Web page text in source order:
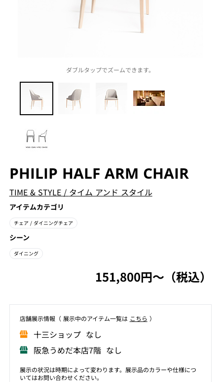
ダブルタップでズームできます。
PHILIP HALF ARM CHAIR
TIME & STYLE / タイム アンド スタイル
アイテムカテゴリ
チェア / ダイニングチェア
シーン
ダイニング
151,800円〜（税込）
店舗展⽰情報（ 展⽰中のアイテム⼀覧は こちら ）
⼗三ショップ なし
阪急うめだ本店7階 なし
展示の状況は時期によって変わります。展示品のカラーや仕様につ
いてはお問い合わせください。